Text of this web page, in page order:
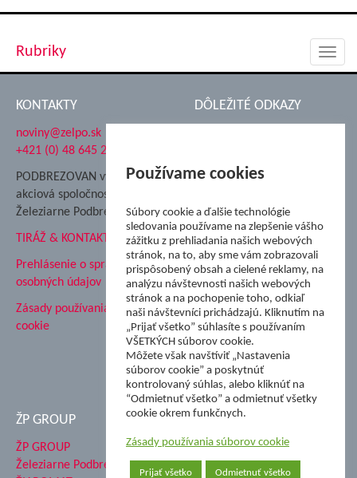
Rubriky
KONTAKTY
noviny@zelpo.sk
+421 (0) 48 645 2711
PODBREZOVAN vydáva
akciová spoločnosť
Železiarne Podbrezová
TIRÁŽ & KONTAKT
Prehlásenie o spracovaní
osobných údajov
Zásady používania súborov
cookie
DÔLEŽITÉ ODKAZY
Nadácia Železiarne
ŽP Informatika s.r.o.
ŠK Železiarne Podbrezová
Tále a.s.
ŽP GROUP
ŽP GROUP
Železiarne Podbrezová a.s.
Používame cookies
Súbory cookie a ďalšie technológie
sledovania používame na zlepšenie vášho
zážitku z prehliadania našich webových
stránok, na to, aby sme vám zobrazovali
prispôsobený obsah a cielené reklamy, na
analýzu návštevnosti našich webových
stránok a na pochopenie toho, odkiaľ
naši návštevníci prichádzajú. Kliknutím na
„Prijať všetko” súhlasíte s používaním
VŠETKÝCH súborov cookie.
Môžete však navštíviť „Nastavenia
súborov cookie” a poskytnúť
kontrolovaný súhlas, alebo kliknúť na
“Odmietnuť všetko” a odmietnuť všetky
cookie okrem funkčnych.
Zásady používania súborov cookie
Prijať všetko Odmietnuť všetko